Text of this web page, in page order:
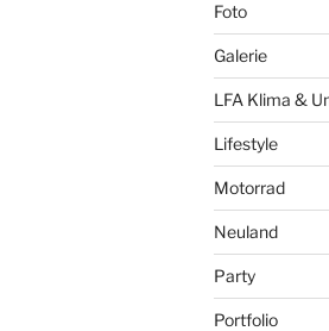
Foto
Galerie
LFA Klima &
Lifestyle
Motorrad
Neuland
Party
Portfolio